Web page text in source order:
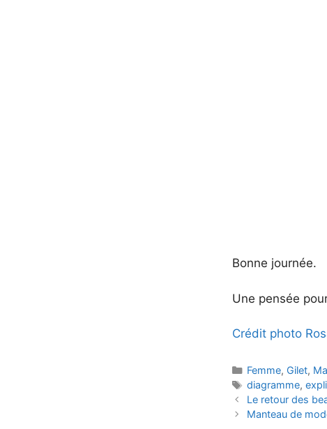
Bonne journée.
Une pensée
Crédit photo
Catégories
Femme, Gilet,
Étiquettes
diagramme,
Le retour des
Manteau de